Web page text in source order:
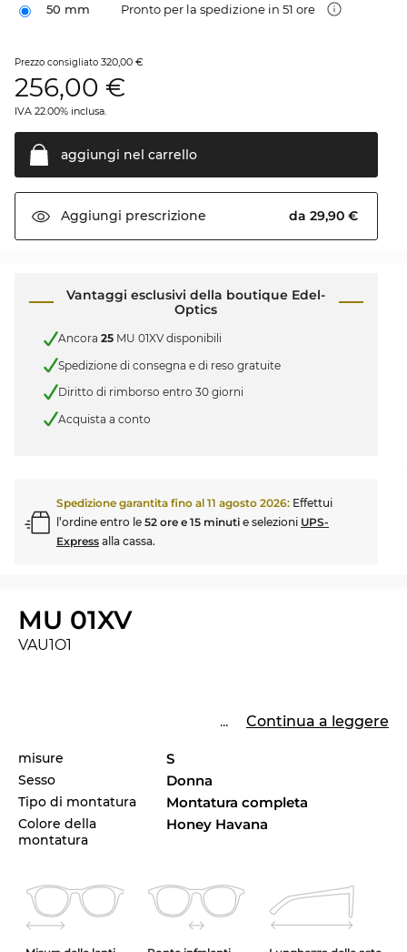
50 mm Pronto per la spedizione in 51 ore
Prezzo consigliato 320,00 €
256,00 €
IVA 22.00% inclusa.
aggiungi nel carrello
Aggiungi prescrizione da 29,90 €
Vantaggi esclusivi della boutique Edel-
Optics
Ancora 25 MU 01XV disponibili
Spedizione di consegna e di reso gratuite
Diritto di rimborso entro 30 giorni
Acquista a conto
Spedizione garantita fino al 11 agosto 2026: Effettui
l’ordine entro le 52 ore e 15 minuti e selezioni UPS-
Express alla cassa.
MU 01XV
VAU1O1
... Continua a leggere
misure S
Sesso Donna
Tipo di montatura Montatura completa
Colore della
montatura
Honey Havana